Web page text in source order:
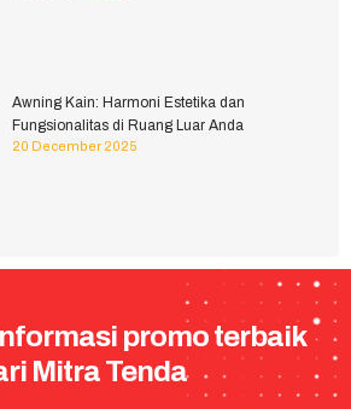
Awning Kain: Harmoni Estetika dan
Fungsionalitas di Ruang Luar Anda
20 December 2025
promo terbaik
Mitra Tenda